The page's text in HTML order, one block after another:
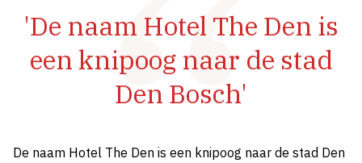
'De naam Hotel The Den is
een knipoog naar de stad
Den Bosch'
De naam Hotel The Den is een knipoog naar de stad Den